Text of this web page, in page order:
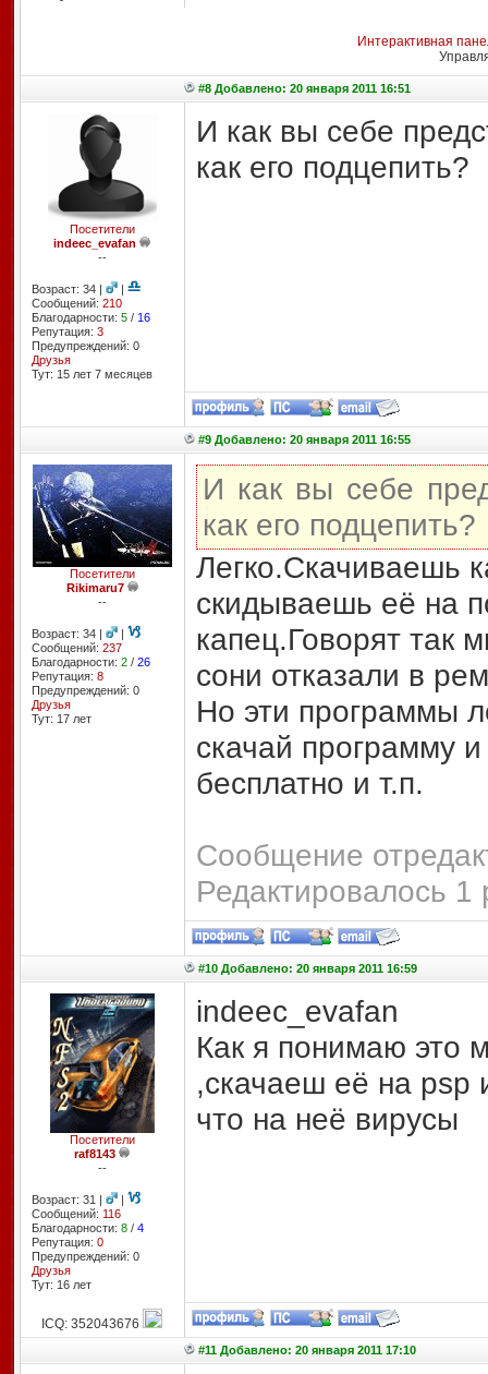
Интерактивная
#8 Добавлено: 20 января 2011 16:51
Посетители
indeec_evafan
--
Возраст: 34 |
|
Сообщений: 210
Благодарности: 5/ 16
Репутация: 3
Предупреждений: 0
Друзья
Тут: 15 лет 7 месяцев
И как вы себе
как его подцепить?
#9 Добавлено: 20 января 2011 16:55
Посетители
Rikimaru7
--
Возраст: 34 |
|
Сообщений: 237
Благодарности: 2/ 26
Репутация: 8
Предупреждений: 0
Друзья
Тут: 17 лет
И как вы себе
как его подцепить?
Легко.Скачиваешь
скидываешь её на
капец.Говорят так
сони отказали в
Но эти программы
скачай программу
бесплатно и т.п.
Сообщение
Редактировалось 1
#10 Добавлено: 20 января 2011 16:59
Посетители
raf8143
--
Возраст: 31 |
|
Сообщений: 116
Благодарности: 8/ 4
Репутация: 0
Предупреждений: 0
Друзья
Тут: 16 лет
indeec_evafan
Как я понимаю это
,скачаеш её на psp
что на неё вирусы
ICQ: 352043676
#11 Добавлено: 20 января 2011 17:10